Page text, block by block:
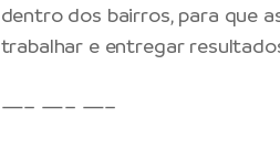
dentro dos bairros, para que
trabalhar e entregar
—– —– —–